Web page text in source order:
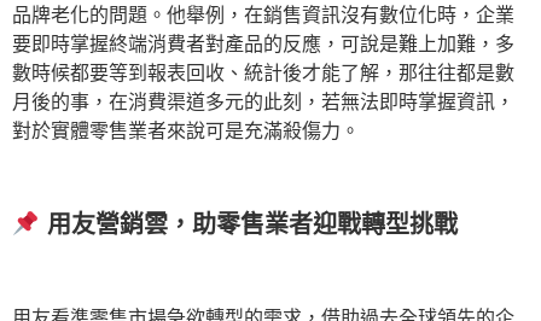
品牌老化的問題。他舉例，在銷售資訊沒有數位化時，企業
要即時掌握終端消費者對產品的反應，可說是難上加難，多
數時候都要等到報表回收、統計後才能了解，那往往都是數
月後的事，在消費渠道多元的此刻，若無法即時掌握資訊，
對於實體零售業者來說可是充滿殺傷力。
用友營銷雲，助零售業者迎戰轉型挑戰